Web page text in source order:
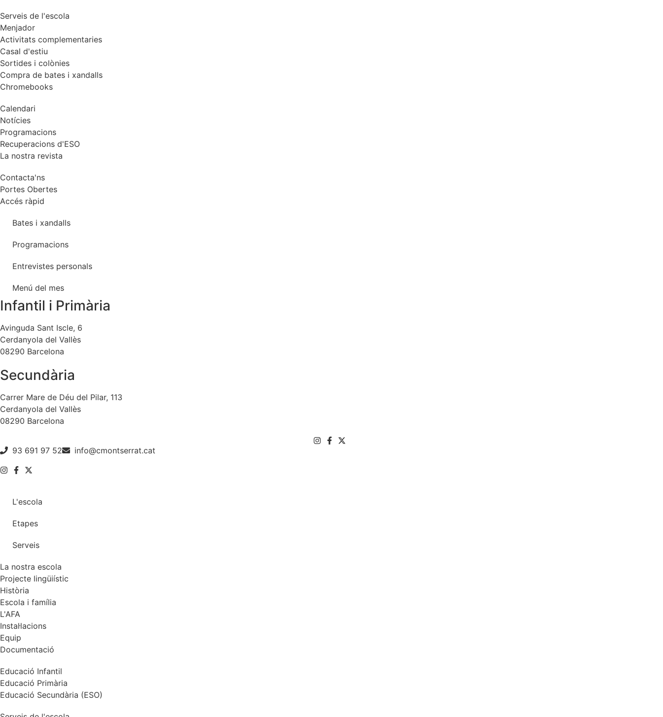
Serveis de l'escola
Menjador
Activitats complementaries
Casal d'estiu
Sortides i colònies
Compra de bates i xandalls
Chromebooks
Calendari
Notícies
Programacions
Recuperacions d'ESO
La nostra revista
Contacta'ns
Portes Obertes
Accés ràpid
Bates i xandalls
Programacions
Entrevistes personals
Menú del mes
Infantil i Primària
Avinguda Sant Iscle, 6
Cerdanyola del Vallès
08290 Barcelona
Secundària
Carrer Mare de Déu del Pilar, 113
Cerdanyola del Vallès
08290 Barcelona
93 691 97 52 info@cmontserrat.cat
L'escola
Etapes
Serveis
La nostra escola
Projecte lingüiístic
Història
Escola i família
L'AFA
Instal·lacions
Equip
Documentació
Educació Infantil
Educació Primària
Educació Secundària (ESO)